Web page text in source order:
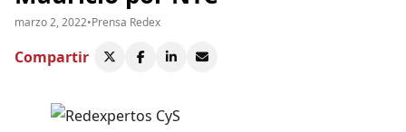
marzo 2, 2022•Prensa Redex
Compartir